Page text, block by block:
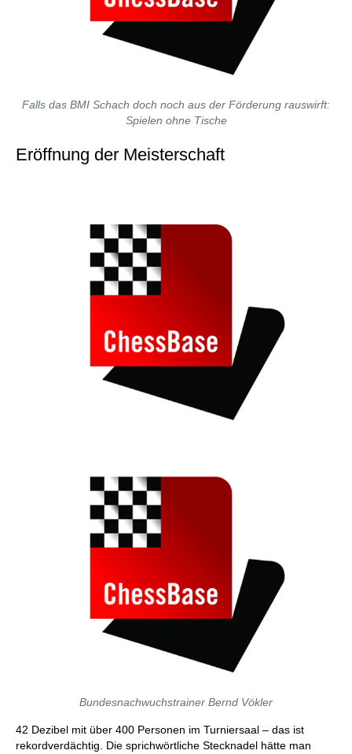
Falls das BMI Schach doch noch aus der Förderung rauswirft:
Spielen ohne Tische
Eröffnung der Meisterschaft
Bundesnachwuchstrainer Bernd Vökler
42 Dezibel mit über 400 Personen im Turniersaal – das ist
rekordverdächtig. Die sprichwörtliche Stecknadel hätte man